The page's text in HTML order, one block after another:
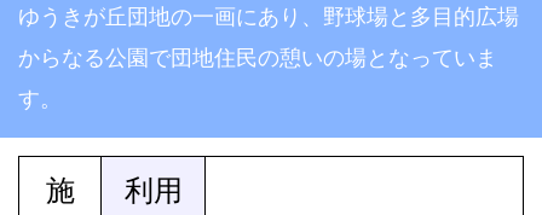
ゆうきが丘団地の一画にあり、野球場と多目的広場
からなる公園で団地住民の憩いの場となっていま
す。
施
利用